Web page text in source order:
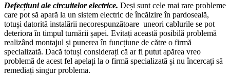
Defecțiuni ale circuitelor electrice. Deși sunt cele mai rare probleme
care pot să apară la un sistem electric de încălzire în pardoseală,
totuși datorită instalării necorespunzătoare uneori cablurile se pot
deteriora în timpul turnării șapei. Evitați această posibilă problemă
realizând montajul și punerea în funcțiune de către o firmă
specializată. Dacă totuși considerați că ar fi putut apărea vreo
problemă de acest fel apelați la o firmă specializată și nu încercați să
remediați singur problema.